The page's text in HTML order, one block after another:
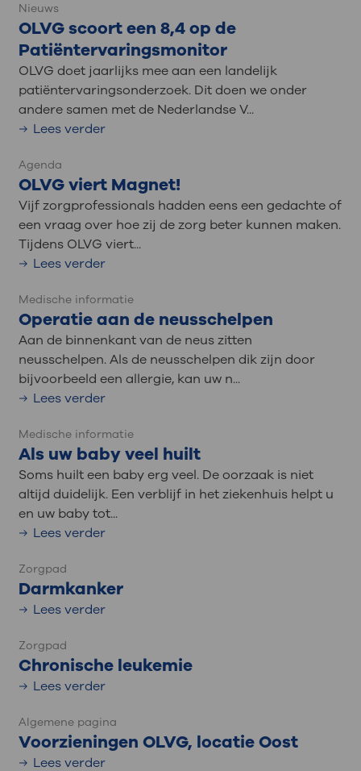
Nieuws
OLVG scoort een 8,4 op de
Patiëntervaringsmonitor
OLVG doet jaarlijks mee aan een landelijk
patiëntervaringsonderzoek. Dit doen we onder
andere samen met de Nederlandse V...
Lees verder
Agenda
OLVG viert Magnet!
Vijf zorgprofessionals hadden eens een gedachte of
een vraag over hoe zij de zorg beter kunnen maken.
Tijdens OLVG viert...
Lees verder
Medische informatie
Operatie aan de neusschelpen
Aan de binnenkant van de neus zitten
neusschelpen. Als de neusschelpen dik zijn door
bijvoorbeeld een allergie, kan uw n...
Lees verder
Medische informatie
Als uw baby veel huilt
Soms huilt een baby erg veel. De oorzaak is niet
altijd duidelijk. Een verblijf in het ziekenhuis helpt u
en uw baby tot...
Lees verder
Zorgpad
Darmkanker
Lees verder
Zorgpad
Chronische leukemie
Lees verder
Algemene pagina
Voorzieningen OLVG, locatie Oost
Lees verder